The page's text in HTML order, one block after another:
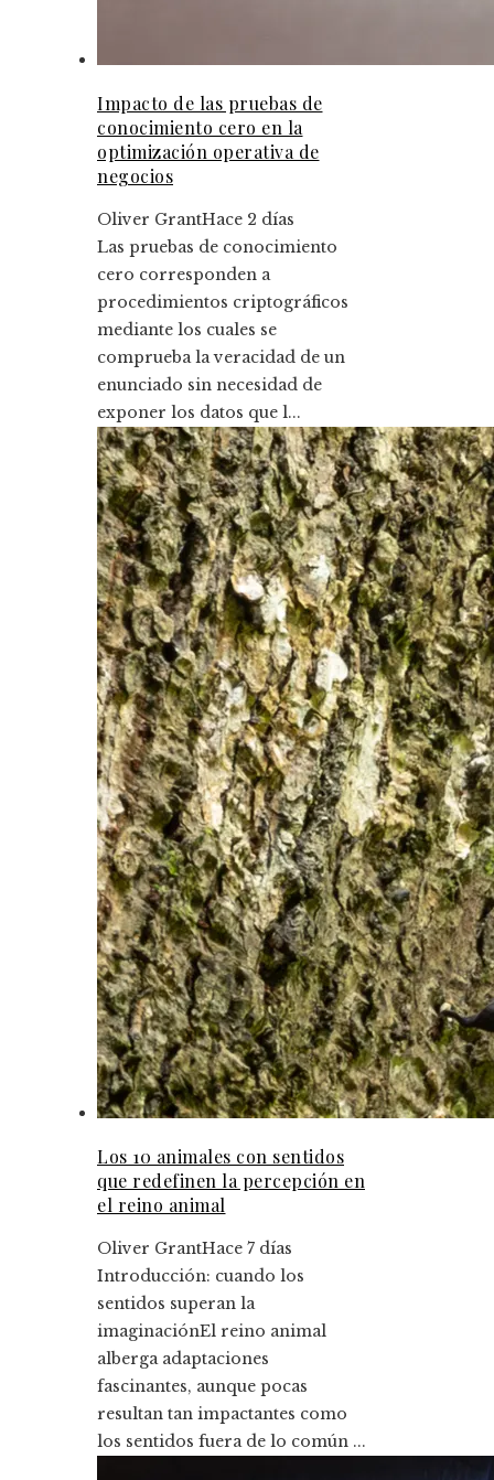
Impacto de las pruebas de
conocimiento cero en la
optimización operativa de
negocios
Oliver GrantHace 2 días
Las pruebas de conocimiento
cero corresponden a
procedimientos criptográficos
mediante los cuales se
comprueba la veracidad de un
enunciado sin necesidad de
exponer los datos que l...
Los 10 animales con sentidos
que redefinen la percepción en
el reino animal
Oliver GrantHace 7 días
Introducción: cuando los
sentidos superan la
imaginaciónEl reino animal
alberga adaptaciones
fascinantes, aunque pocas
resultan tan impactantes como
los sentidos fuera de lo común ...